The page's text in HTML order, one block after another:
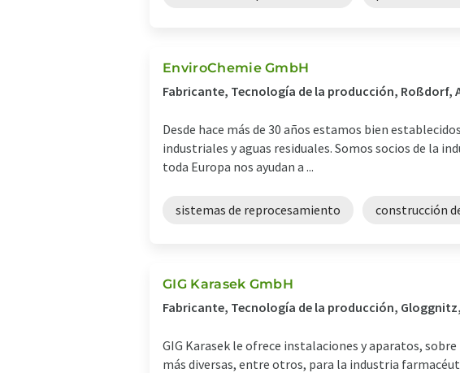
EnviroChemie GmbH
Fabricante, Tecnología de la producción, Roßdorf,
Desde hace más de 30 años estamos bien
industriales y aguas residuales. Somos socios de la
toda Europa nos ayudan a ...
sistemas de reprocesamiento construcción
GIG Karasek GmbH
Fabricante, Tecnología de la producción,
GIG Karasek le ofrece instalaciones y aparatos,
más diversas, entre otros, para la industria